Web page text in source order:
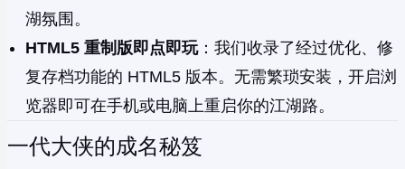
湖氛围。
HTML5 重制版即点即玩：我们收录了经过优化、修
复存档功能的 HTML5 版本。无需繁琐安装，开启浏
览器即可在手机或电脑上重启你的江湖路。
一代大侠的成名秘笈